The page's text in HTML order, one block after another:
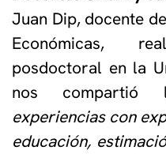
Juan Dip, docente
Económicas,
posdoctoral en la
nos compartió
experiencias con
educación,